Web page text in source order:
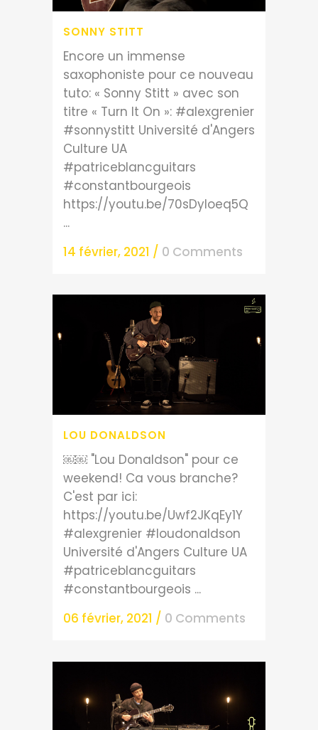
SONNY STITT
Encore un immense
saxophoniste pour ce nouveau
tuto: « Sonny Stitt » avec son
titre « Turn It On »: #alexgrenier
#sonnystitt Université d'Angers
Culture UA
#patriceblancguitars
#constantbourgeois
https://youtu.be/70sDyIoeq5Q
...
14 février, 2021 / 0 Comments
LOU DONALDSON
￼￼ "Lou Donaldson" pour ce
weekend! Ca vous branche?
C'est par ici:
https://youtu.be/Uwf2JKqEy1Y
#alexgrenier #loudonaldson
Université d'Angers Culture UA
#patriceblancguitars
#constantbourgeois ...
06 février, 2021 / 0 Comments